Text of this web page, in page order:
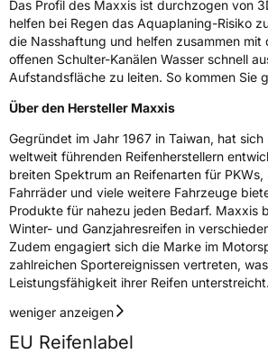
3PMSF / Schneeflockensymbol / Alpine-
EisgripNein
EPREL ID 441310
Allgemeine Produktsicherheit (GPSR)
HerstellerkontaktMaxxis Tech Center
Neutronenlaan 7
Brabant Niederlande,
regulation@maxxistce.nl
Das Profil des Maxxis ist durchzogen von
helfen bei Regen das Aquaplaning-Risiko
die Nasshaftung und helfen zusammen mit
offenen Schulter-Kanälen Wasser schnell
Aufstandsfläche zu leiten. So kommen Sie
Über den Hersteller Maxxis
Gegründet im Jahr 1967 in Taiwan, hat
weltweit führenden Reifenherstellern
breiten Spektrum an Reifenarten für PKWs,
Fahrräder und viele weitere Fahrzeuge
Produkte für nahezu jeden Bedarf. Maxxis
Winter- und Ganzjahresreifen in
Zudem engagiert sich die Marke im
zahlreichen Sportereignissen vertreten,
Leistungsfähigkeit ihrer Reifen unterstreicht.
weniger anzeigen
EU Reifenlabel